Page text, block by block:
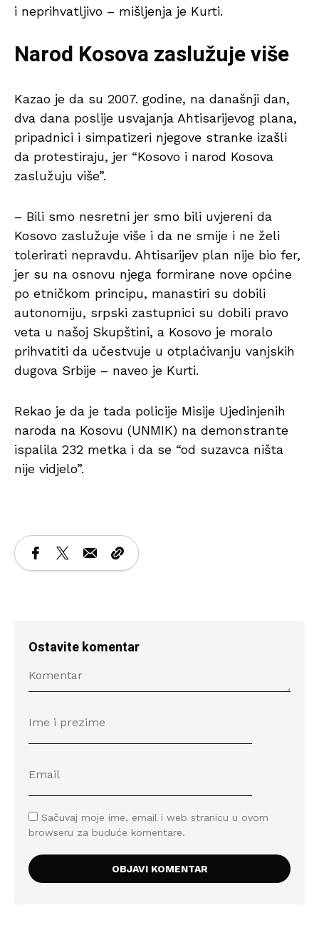
i neprihvatljivo – mišljenja je Kurti.
Narod Kosova zaslužuje više
Kazao je da su 2007. godine, na današnji dan,
dva dana poslije usvajanja Ahtisarijevog plana,
pripadnici i simpatizeri njegove stranke izašli
da protestiraju, jer “Kosovo i narod Kosova
zaslužuju više”.
– Bili smo nesretni jer smo bili uvjereni da
Kosovo zaslužuje više i da ne smije i ne želi
tolerirati nepravdu. Ahtisarijev plan nije bio fer,
jer su na osnovu njega formirane nove općine
po etničkom principu, manastiri su dobili
autonomiju, srpski zastupnici su dobili pravo
veta u našoj Skupštini, a Kosovo je moralo
prihvatiti da učestvuje u otplaćivanju vanjskih
dugova Srbije – naveo je Kurti.
Rekao je da je tada policije Misije Ujedinjenih
naroda na Kosovu (UNMIK) na demonstrante
ispalila 232 metka i da se “od suzavca ništa
nije vidjelo”.
Ostavite komentar
Sačuvaj moje ime, email i web stranicu u ovom
browseru za buduće komentare.